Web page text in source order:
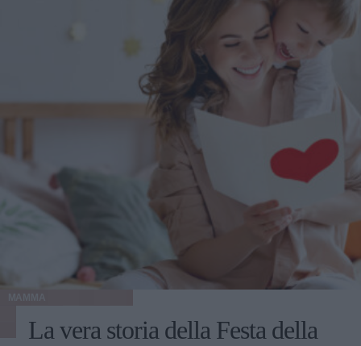
La vera storia della Festa della